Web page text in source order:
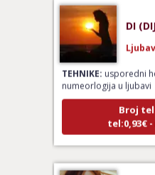
TEHNIKE:usporedni
numeorlogija u ljubavi
Broj
tel:0,93€